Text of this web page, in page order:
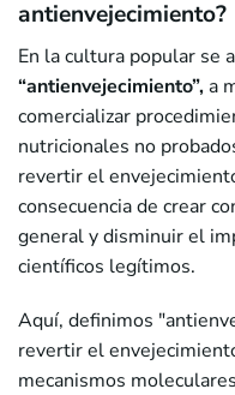
antienvejecimiento?
En la cultura popular se
“antienvejecimiento”, a
comercializar
nutricionales no
revertir el
consecuencia de crear
general y disminuir el
científicos legítimos.
Aquí, definimos
revertir el
mecanismos